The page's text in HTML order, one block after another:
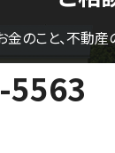
金のこと、不動
5563